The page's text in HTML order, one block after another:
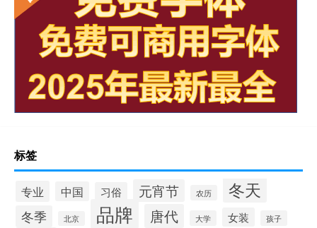
标签
专业 中国 习俗 元宵节 农历 冬天
冬季 北京 品牌 唐代 大学 女装 孩子